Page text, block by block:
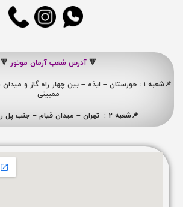
🔻 آدرس شعب آرمان موتور 🔻
📌شعبه ۱ : خوزستان – ایذه – بین چهار راه گاز و
ممبینی
📌شعبه ۲ : تهران – میدان قیام – جنب پل ری – پلاک ۴۱۹